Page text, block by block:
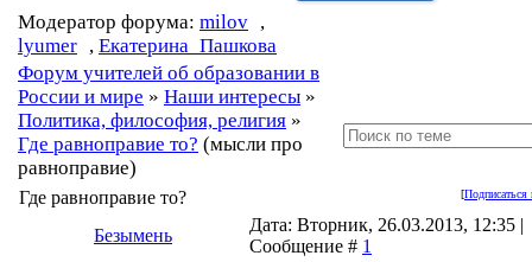
Модератор форума: milov ,
lyumer , Екатерина_Пашкова
Форум учителей об образовании в
России и мире » Наши интересы »
Политика, философия, религия »
Где равноправие то? (мысли про
равноправие)
[Подписаться
Где равноправие то?
Безымень
Дата: Вторник, 26.03.2013, 12:35 |
Сообщение # 1